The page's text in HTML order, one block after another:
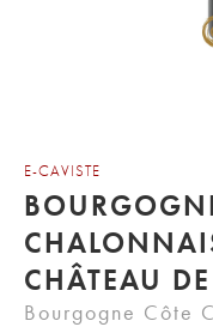
E-CAVISTE
Bourgogne Côte